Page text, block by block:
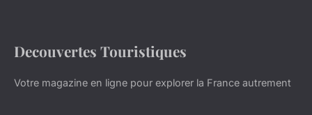
Decouvertes Touristiques
Votre magazine en ligne pour explorer la France autrement